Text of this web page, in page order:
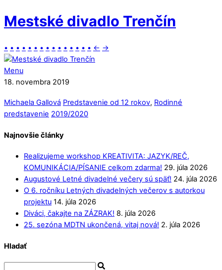
Mestské divadlo Trenčín
• • • • • • • • • • • • • • • ← →
Menu
18. novembra 2019
Michaela Gallová Predstavenie od 12 rokov, Rodinné
predstavenie 2019/2020
Najnovšie články
Realizujeme workshop KREATIVITA: JAZYK/REČ,
KOMUNIKÁCIA/PÍSANIE celkom zdarma! 29. júla 2026
Augustové Letné divadelné večery sú späť! 24. júla 2026
O 6. ročníku Letných divadelných večerov s autorkou
projektu 14. júla 2026
Diváci, čakajte na ZÁZRAK! 8. júla 2026
25. sezóna MDTN ukončená, vitaj nová! 2. júla 2026
Hladať